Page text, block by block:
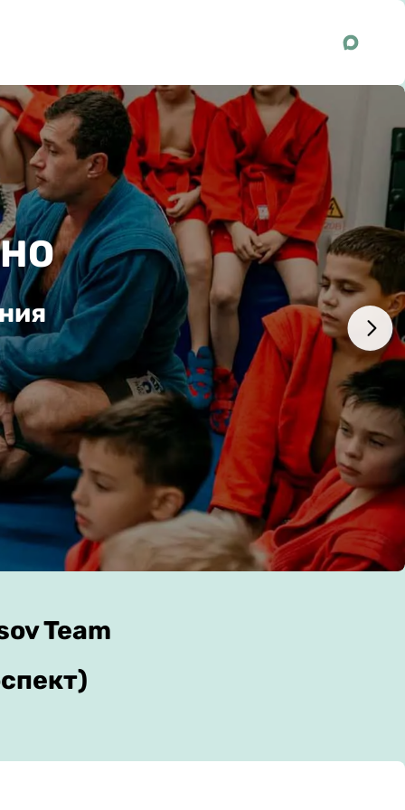
Team